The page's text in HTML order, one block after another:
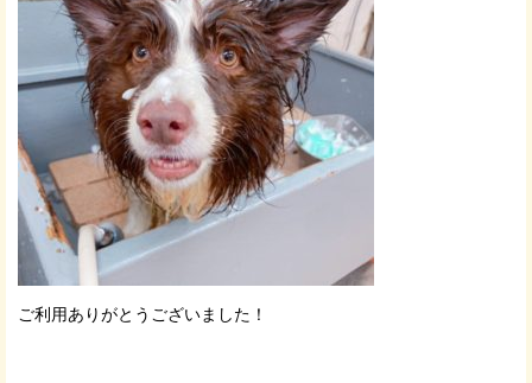
ご利用ありがとうございました！